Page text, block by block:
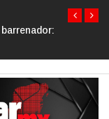
Gino Segura